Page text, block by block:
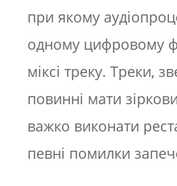
при якому
одному цифровому
міксі треку. Треки,
повинні мати
важко виконати
певні помилки